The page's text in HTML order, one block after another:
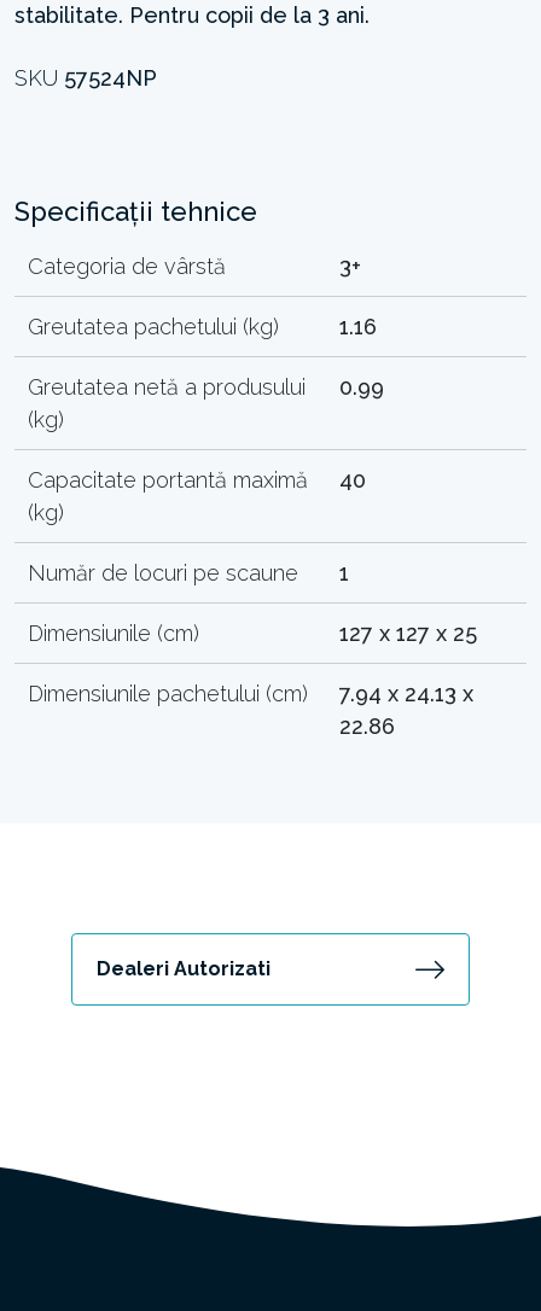
stabilitate. Pentru copii de la 3 ani.
SKU 57524NP
Specificații tehnice
Categoria de vârstă 3+
Greutatea pachetului (kg) 1.16
Greutatea netă a produsului
(kg)
0.99
Capacitate portantă maximă
(kg)
40
Număr de locuri pe scaune 1
Dimensiunile (cm) 127 x 127 x 25
Dimensiunile pachetului (cm)
7.94 x 24.13 x
22.86
Dealeri Autorizati